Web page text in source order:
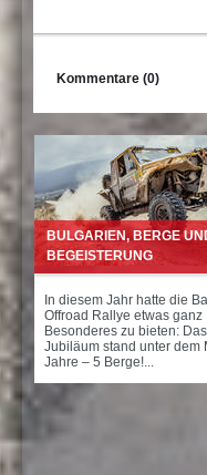
Kommentare (0)
BULGARIEN, BERGE
BEGEISTERUNG
In diesem Jahr hatte die
Offroad Rallye etwas ganz
Besonderes zu bieten:
Jubiläum stand unter dem
Jahre – 5 Berge!...